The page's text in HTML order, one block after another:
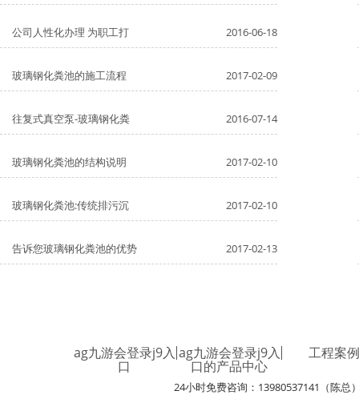
公司人性化办理 为职工打 2016-06-18
玻璃钢化粪池的施工流程 2017-02-09
往复式真空泵-玻璃钢化粪 2016-07-14
玻璃钢化粪池的结构说明 2017-02-10
玻璃钢化粪池:传统排污沉 2017-02-10
告诉您玻璃钢化粪池的优势 2017-02-13
ag九游会登录j9入
口
ag九游会登录j9入
口的产品中心
工程案例
24小时免费咨询：13980537141（陈总